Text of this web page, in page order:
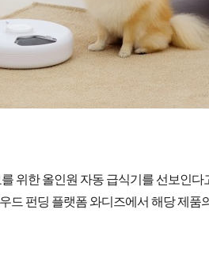
위한 올인원 자동 급식기를 선보인다
드 펀딩 플랫폼 와디즈에서 해당 제품